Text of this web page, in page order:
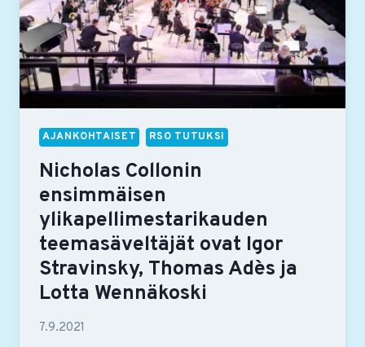
AJANKOHTAISET RSO TUTUKSI
Nicholas Collonin
ensimmäisen
ylikapellimestarikauden
teemasäveltäjät ovat Igor
Stravinsky, Thomas Adès ja
Lotta Wennäkoski
7.9.2021